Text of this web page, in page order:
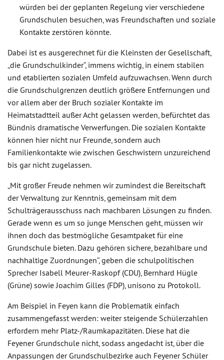
würden bei der geplanten Regelung vier verschiedene
Grundschulen besuchen, was Freundschaften und soziale
Kontakte zerstören könnte.
Dabei ist es ausgerechnet für die Kleinsten der Gesellschaft,
„die Grundschulkinder“, immens wichtig, in einem stabilen
und etablierten sozialen Umfeld aufzuwachsen. Wenn durch
die Grundschulgrenzen deutlich größere Entfernungen und
vor allem aber der Bruch sozialer Kontakte im
Heimatstadtteil außer Acht gelassen werden, befürchtet das
Bündnis dramatische Verwerfungen. Die sozialen Kontakte
können hier nicht nur Freunde, sondern auch
Familienkontakte wie zwischen Geschwistern unzureichend
bis gar nicht zugelassen.
„Mit großer Freude nehmen wir zumindest die Bereitschaft
der Verwaltung zur Kenntnis, gemeinsam mit dem
Schulträgerausschuss nach machbaren Lösungen zu finden.
Gerade wenn es um so junge Menschen geht, müssen wir
ihnen doch das bestmögliche Gesamtpaket für eine
Grundschule bieten. Dazu gehören sichere, bezahlbare und
nachhaltige Zuordnungen“, geben die schulpolitischen
Sprecher Isabell Meurer-Raskopf (CDU), Bernhard Hügle
(Grüne) sowie Joachim Gilles (FDP), unisono zu Protokoll.
Am Beispiel in Feyen kann die Problematik einfach
zusammengefasst werden: weiter steigende Schülerzahlen
erfordern mehr Platz-/Raumkapazitäten. Diese hat die
Feyener Grundschule nicht, sodass angedacht ist, über die
Anpassungen der Grundschulbezirke auch Feyener Schüler